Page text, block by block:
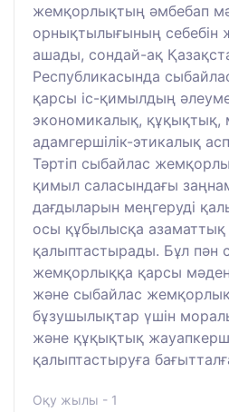
жемқорлықтың әмбебап
орнықтылығының себебін
ашады, сондай-ақ
Республикасында
қарсы іс-қимылдың
экономикалық, құқықтық,
адамгершілік-этикалық
Тәртіп сыбайлас
қимыл саласындағы
дағдыларын меңгеруді
осы құбылысқа
қалыптастырады. Бұл пән
жемқорлыққа қарсы
және сыбайлас
бұзушылықтар үшін
және құқықтық
қалыптастыруға
Оқу жылы - 1